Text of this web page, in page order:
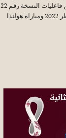
نحو دولة قطر، حيث اليوم الثانى من فاعليات النسخة رقم 22
من بطولة كأس العالم.. مونديال قطر 2022 ومباراة هولندا